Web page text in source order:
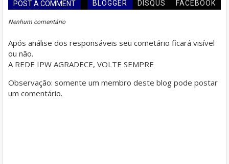
POST A COMMENT BLOGGER DISQUS FACEBOOK
Nenhum comentário
Após análise dos responsáveis seu cometário ficará visível
ou não.
A REDE IPW AGRADECE, VOLTE SEMPRE
Observação: somente um membro deste blog pode postar
um comentário.